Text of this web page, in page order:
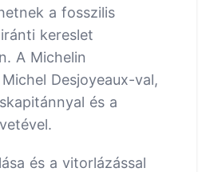
a fosszilis
kereslet
A Michelin
Desjoyeaux-val,
és a
és a vitorlázással